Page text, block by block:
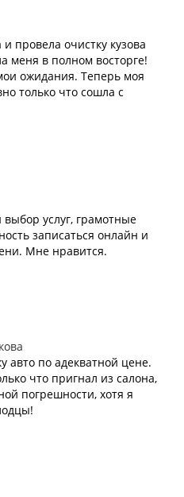
провела очистку кузова
меня в полном восторге!
ожидания. Теперь моя
только что сошла с
услуг, грамотные
записаться онлайн и
Мне нравится.
авто по адекватной цене.
что пригнал из салона,
погрешности, хотя я